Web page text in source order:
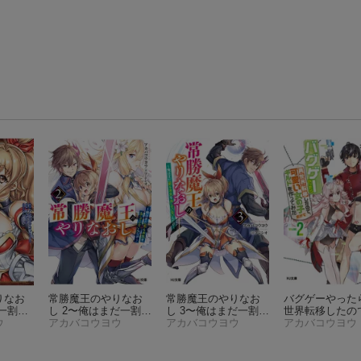
なお
割も
い
常勝魔王のやりなお
し 2〜俺はまだ一割も
本気を出していない
アカバコウヨウ
常勝魔王のやりなお
し 3〜俺はまだ一割も
本気を出していない
アカバコウヨウ
バグゲーやった
世界転移したの
可愛い女の子だ
アカバコウヨウ